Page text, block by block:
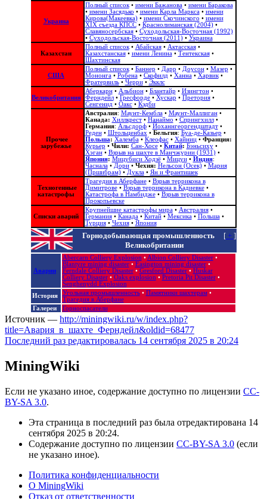
Украина
Полный список• имени Бажанова• имени Баракова
• имени Засядько • имени Карла Маркса• имени
Кирова(Макеевка)• имени Скочинского • имени
ХІХ съезда КПСС• Краснолиманская (2004)•
Славяносербская• Суходольская-Восточная (1992)
• Суходольская-Восточная (2011)• Украина
Казахстан
Полный список• Абайская• Актасская•
Казахстанская• имени Ленина• Тентекская•
Шахтинская
США
Полный список• Баннер • Дарр • Доусон• Мазер •
Мононга• Робена• Скофилд • Ханна• Харвик•
Фратервиль• Черри• Экклс
Великобритания
Аберкарн• Альбион‎• Блантайр • Изингтон•
Ферндейл• Гресфорде• Хускар • Претория•
Сенгенид • Оакс• Кэдби
Прочее
зарубежье
Австралия: Маунт-Кембла• Маунт-Маллиган•
Канада: Хиллкрест• Нанаймо • Спрингхилл•
Германия: Альсдорф• Йоханнгеоргендштадт•
Реден• Штольценбах • Бельгия: Буа-де-Казьер •
Польша: Халемба• Клеофас• Хайниц• Франция:
Курьер • Чили: Сан-Хосе• Китай: Бэньсиху•
Хэган• Взрыв на шахте в Манчжурии (1931)•
Япония: Мицубиси Ходзё• Мицуи• Индия:
Часнала• Дори• Чехия: Нельсон (Осек)• Мария
(Пршибрам)• Дукла• Ян и Франтишек
Техногенные
катастрофы
Трагедия в Аберфане• Взрыв террикона в
Димитрове• Взрыв террикона в Кадиевке•
Катастрофа в Намбидже• Взрыв террикона в
Прокопьевске
Списки аварий
Крупнейшие катастрофы мира• Австралия•
Германия• Канада• Китай• Мексика• Польша•
Турция• Чехия• Япония
[+ ]
Горнодобывающая промышленность
Великобритании
Аварии
Abercarn Colliery Explosion‎ • Albion Colliery Disaster‎•
Blantyre mining disaster• Easington mining disaster•
Ferndale Colliery Disaster• Gresford Disaster• Huskar
Colliery Disaster• Oaks explosion • Pretoria Pit Disaster•
Senghenydd Explosion
История
Угольная промышленность• Памятники шахтерам•
Трагедия в Аберфане
Галереи
Горноспасатели
Источник — http://miningwiki.ru/w/index.php?
title=Авария_в_шахте_Ферндейл&oldid=68477
Последний раз редактировалась 14 сентября 2025 в 20:24
MiningWiki
Если не указано иное, содержание доступно по лицензии CC-
BY-SA 3.0.
Эта страница в последний раз была отредактирована 14
сентября 2025 в 20:24.
Содержание доступно по лицензии CC-BY-SA 3.0 (если
не указано иное).
Политика конфиденциальности
О MiningWiki
Отказ от ответственности